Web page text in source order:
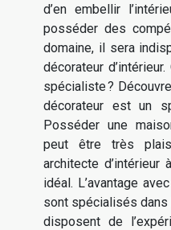
d’en embellir
posséder des
domaine, il sera
décorateur
spécialiste ?
décorateur est un
Posséder une
peut être très
architecte
idéal. L’avantage
sont spécialisés dans
disposent de